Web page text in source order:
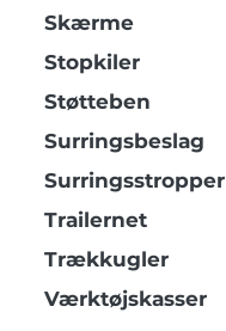
Skærme
Stopkiler
Støtteben
Surringsbeslag
Surringsstropper
Trailernet
Trækkugler
Værktøjskasser